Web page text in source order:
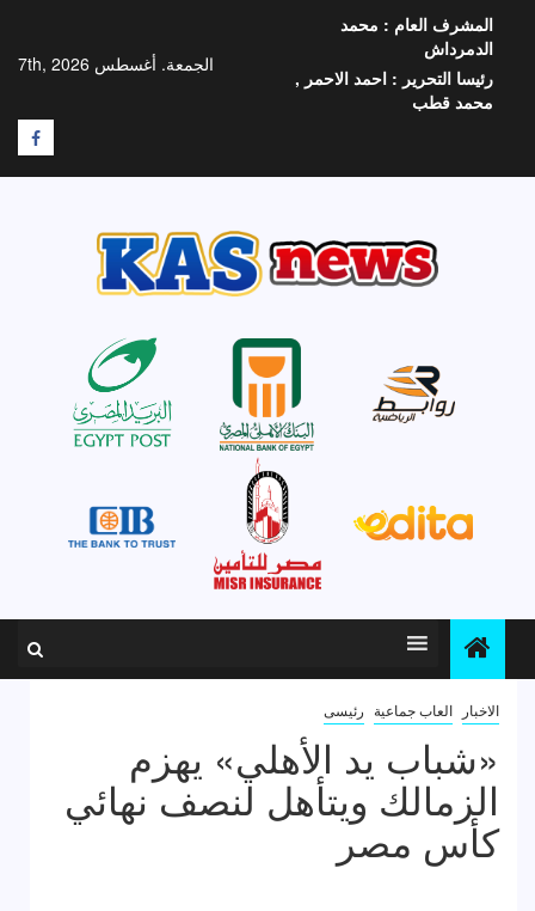
المحتوى
الجمعة. أغسطس 7th, 2026
المشرف العام : محمد
الدمرداش
رئيسا التحرير : احمد الاحمر ,
محمد قطب
F
الاخبار العاب جماعية رئيسى
«شباب يد الأهلي» يهزم
الزمالك ويتأهل لنصف نهائي
كأس مصر